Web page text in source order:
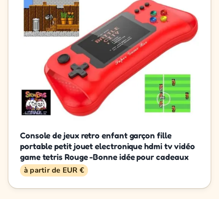
Console de jeux retro enfant garçon fille
portable petit jouet electronique hdmi tv vidéo
game tetris Rouge -Bonne idée pour cadeaux
à partir de EUR €